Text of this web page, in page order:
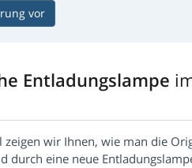
vor
Entladungslampe
wir Ihnen, wie man die
durch eine neue